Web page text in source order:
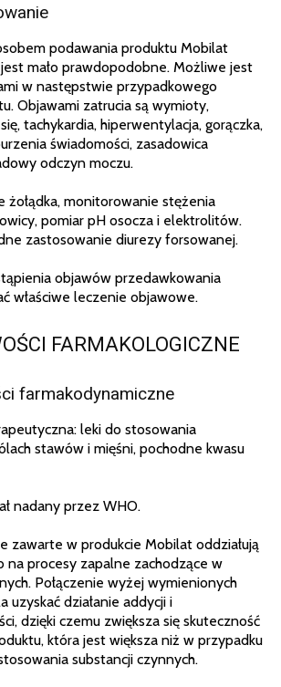
podawania produktu Mobilat
mało prawdopodobne. Możliwe jest
w następstwie przypadkowego
Objawami zatrucia są wymioty,
tachykardia, hiperwentylacja, gorączka,
świadomości, zasadowica
odczyn moczu.
żołądka, monitorowanie stężenia
pomiar pH osocza i elektrolitów.
zastosowanie diurezy forsowanej.
objawów przedawkowania
właściwe leczenie objawowe.
FARMAKOLOGICZNE
farmakodynamiczne
leki do stosowania
stawów i mięśni, pochodne kwasu
nadany przez WHO.
zawarte w produkcie Mobilat oddziałują
na procesy zapalne zachodzące w
Połączenie wyżej wymienionych
uzyskać działanie addycji i
dzięki czemu zwiększa się skuteczność
która jest większa niż w przypadku
substancji czynnych.